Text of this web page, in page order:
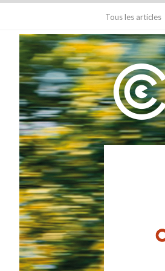
Tous les articles